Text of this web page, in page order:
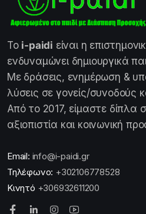
Το i-paidi είναι η
ενδυναμώνει δημιουργικά
Με δράσεις, ενημέρωση &
λύσεις σε γονείς/συνοδούς
Από το 2017, είμαστε δίπλα
αξιοπιστία και κοινωνική
Email: info@i-paidi.gr
Τηλέφωνο: +302106778528
Κινητό +306932611200